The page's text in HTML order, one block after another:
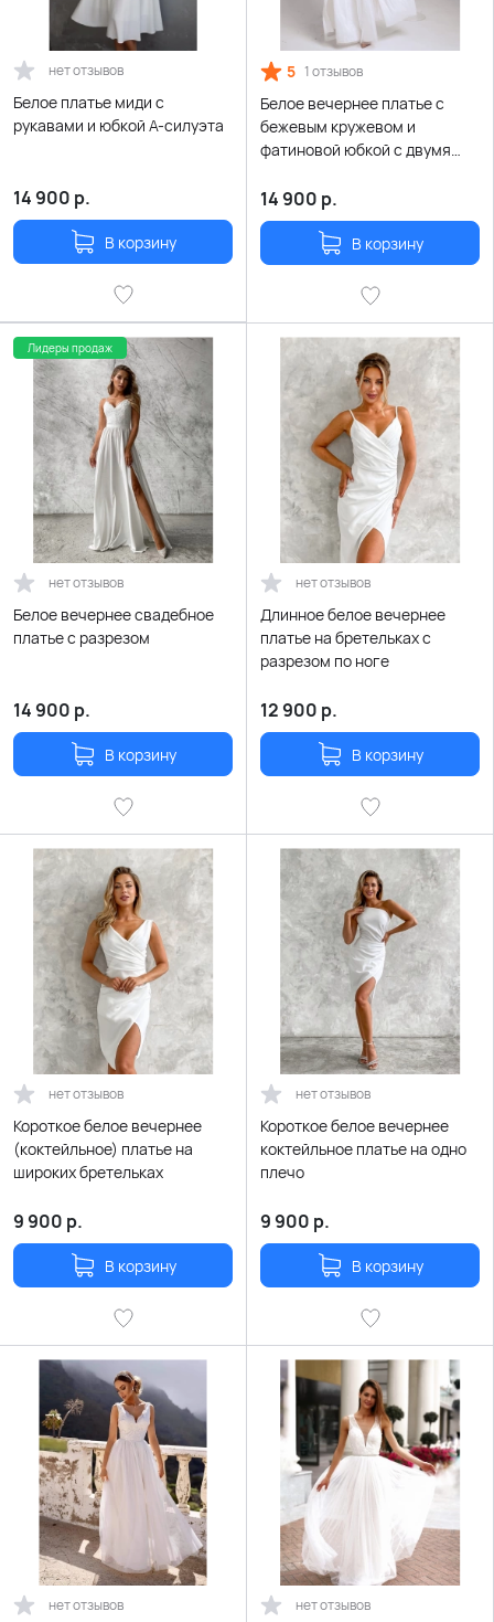
нет отзывов
Белое платье миди с
рукавами и юбкой А-силуэта
14 900 р.
В корзину
5 1 отзывов
Белое вечернее платье с
бежевым кружевом и
фатиновой юбкой с двумя
14 900 р.
В корзину
Лидеры продаж
нет отзывов
Белое вечернее свадебное
платье с разрезом
14 900 р.
В корзину
нет отзывов
Длинное белое вечернее
платье на бретельках с
разрезом по ноге
12 900 р.
В корзину
нет отзывов
Короткое белое вечернее
(коктейльное) платье на
широких бретельках
9 900 р.
В корзину
нет отзывов
Короткое белое вечернее
коктейльное платье на одно
плечо
9 900 р.
В корзину
нет отзывов нет отзывов